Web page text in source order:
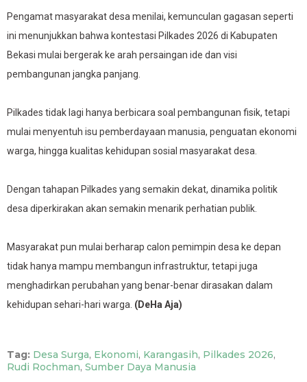
Pengamat masyarakat desa menilai, kemunculan gagasan seperti
ini menunjukkan bahwa kontestasi Pilkades 2026 di Kabupaten
Bekasi mulai bergerak ke arah persaingan ide dan visi
pembangunan jangka panjang.
Pilkades tidak lagi hanya berbicara soal pembangunan fisik, tetapi
mulai menyentuh isu pemberdayaan manusia, penguatan ekonomi
warga, hingga kualitas kehidupan sosial masyarakat desa.
Dengan tahapan Pilkades yang semakin dekat, dinamika politik
desa diperkirakan akan semakin menarik perhatian publik.
Masyarakat pun mulai berharap calon pemimpin desa ke depan
tidak hanya mampu membangun infrastruktur, tetapi juga
menghadirkan perubahan yang benar-benar dirasakan dalam
kehidupan sehari-hari warga. (DeHa Aja)
Tag: Desa Surga, Ekonomi, Karangasih, Pilkades 2026,
Rudi Rochman, Sumber Daya Manusia